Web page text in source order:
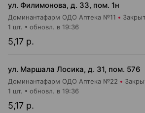
ул. Филимонова, д. 33, пом. 1н
Доминантафарм ОДО Аптека №11
5,17 р.
1 шт. обновл. в 19:36
ул. Маршала Лосика, д. 31, пом. 576
Доминантафарм ОДО Аптека №22
5,17 р.
1 шт. обновл. в 19:36